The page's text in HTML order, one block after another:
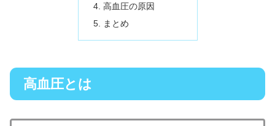
高血圧の原因
まとめ
高血圧とは